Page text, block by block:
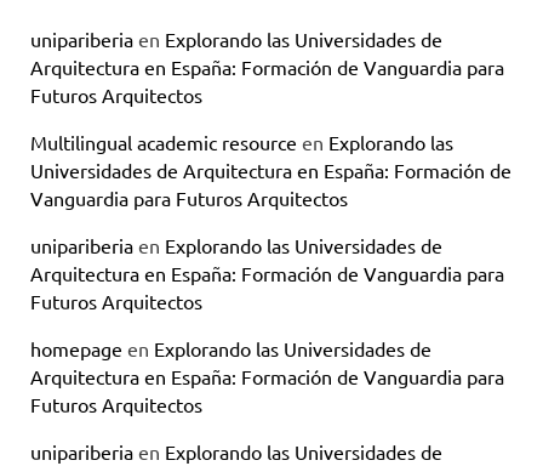
unipariberia en Explorando las Universidades de
Arquitectura en España: Formación de Vanguardia para
Futuros Arquitectos
Multilingual academic resource en Explorando las
Universidades de Arquitectura en España: Formación de
Vanguardia para Futuros Arquitectos
unipariberia en Explorando las Universidades de
Arquitectura en España: Formación de Vanguardia para
Futuros Arquitectos
homepage en Explorando las Universidades de
Arquitectura en España: Formación de Vanguardia para
Futuros Arquitectos
unipariberia en Explorando las Universidades de